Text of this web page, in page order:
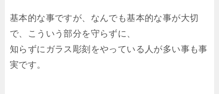
基本的な事ですが、なんでも基本的な事が大切
で、こういう部分を守らずに、
知らずにガラス彫刻をやっている人が多い事も事
実です。